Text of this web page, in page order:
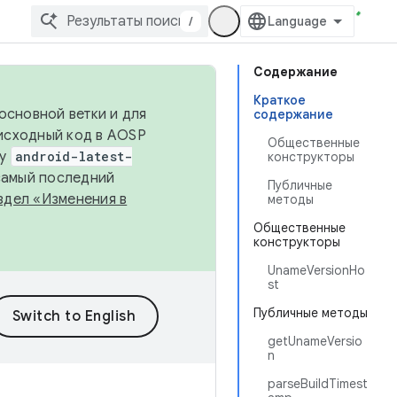
/
Содержание
Краткое
содержание
Общественные
конструкторы
Публичные
методы
Общественные
конструкторы
UnameVersionHo
st
Публичные методы
getUnameVersio
n
parseBuildTimest
ветки и для
код в AOSP
android-latest-
последний
«Изменения в